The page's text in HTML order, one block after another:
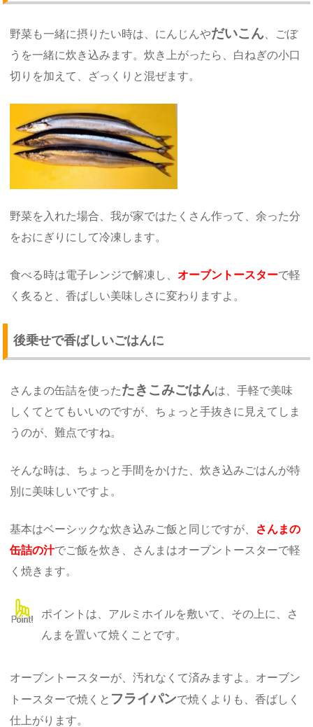
野菜も一緒に摂りたい時は、にんじんやだいこん 、ごぼ
うを一緒に炊き込みます。炊き上がったら、白ねぎの小口
切りを加えて、ざっくりと混ぜます。
野菜を入れた場合、我が家ではたくさん作って、余った分
をおにぎりにして冷凍します。
食べる時は電子レンジで解凍し、オーブントースターで軽
く炙ると、香ばしい美味しさに変わりますよ。
後乗せで香ばしいごはんに
さんまの缶詰を使ったたきこみごはんは、手軽で美味
しくてとてもいいのですが、ちょっと手抜きに見えてしま
うのが、難点ですね。
そんな時は、ちょっと手間をかけた、炊き込みごはんが特
別に美味しいですよ。
基本はベーシックな炊き込みご飯と同じですが、 さんまの
缶詰の汁でご飯を炊き、さんまはオーブントースターで軽
く焼きます。
ポイントは、アルミホイルを敷いて、その上に、さ
んまを置いて焼くことです。
オーブントースターが、汚れなくて済みますよ。オーブン
トースターで焼くと フライパンで焼くよりも、香ばしく
仕上がります。